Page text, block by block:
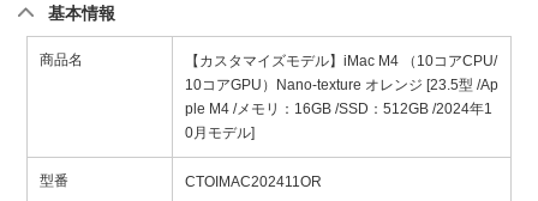
基本情報
商品名
【カスタマイズモデル】iMac M4 （10コアCPU/
10コアGPU）Nano-texture オレンジ [23.5型 /Ap
ple M4 /メモリ：16GB /SSD：512GB /2024年1
0月モデル]
型番 CTOIMAC202411OR